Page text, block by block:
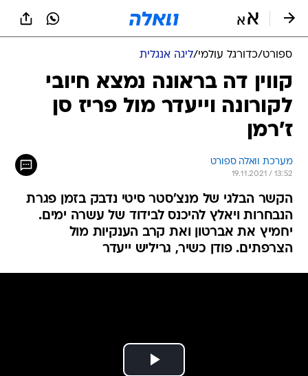
ספורט/כדורגל עולמי/ליגה אנגלית
קווין דה בראונה נמצא חיובי
לקורונה וייעדר מול פריז סן
ז'רמן
מערכת וואלה ספורט
19.11.2021 / 13:52
הקשר הבלגי של מנצ'סטר סיטי נדבק בזמן פגרת
הנבחרות ויאלץ להיכנס לבידוד של עשרה ימים.
יחמיץ את אברטון ואת קרב הענקיות מול
הצרפתים. פודן כשיר, גריליש ייעדר